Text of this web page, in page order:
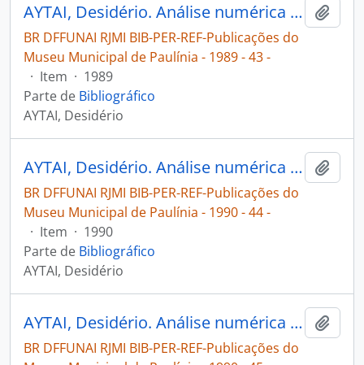
AYTAI, Desidério. Análise numérica da música Xavante [1] [Publicações do Museu Municipal de Paulínia]
BR DFFUNAI RJMI BIB-PER-REF-Publicações do
Museu Municipal de Paulínia - 1989 - 43 -
· Item · 1989
Parte de Bibliográfico
AYTAI, Desidério
AYTAI, Desidério. Análise numérica da música Xavante [2] [Publicações do Museu Municipal de Paulínia]
BR DFFUNAI RJMI BIB-PER-REF-Publicações do
Museu Municipal de Paulínia - 1990 - 44 -
· Item · 1990
Parte de Bibliográfico
AYTAI, Desidério
AYTAI, Desidério. Análise numérica da música Xavante [3] [Publicações do Museu Municipal de Paulínia]
BR DFFUNAI RJMI BIB-PER-REF-Publicações do